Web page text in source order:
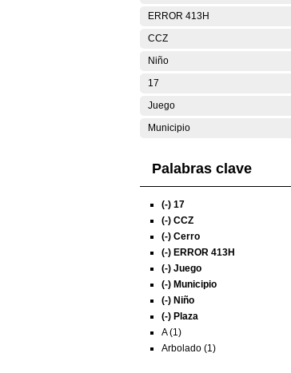
ERROR 413H
CCZ
Niño
17
Juego
Municipio
Palabras clave
(-) 17
(-) CCZ
(-) Cerro
(-) ERROR 413H
(-) Juego
(-) Municipio
(-) Niño
(-) Plaza
A (1)
Arbolado (1)